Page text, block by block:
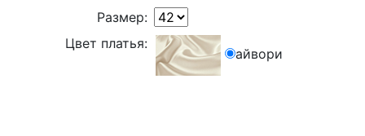
Размер:
Цвет платья:
айвори